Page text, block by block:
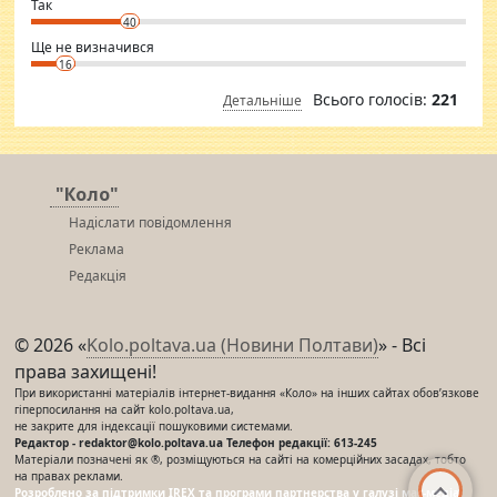
Так
40
Ще не визначився
16
Детальніше Всього голосів: 221
"Коло"
Надіслати повідомлення
Реклама
Редакція
© 2026 «Kolo.poltava.ua (Новини Полтави)» - Всі
права захищені!
При використанні матеріалів інтернет-видання «Коло» на інших сайтах обов’язкове
гіперпосилання на сайт kolo.poltava.ua,
не закрите для індексації пошуковими системами.
Редактор - redaktor@kolo.poltava.ua Телефон редакції: 613-245
Матеріали позначені як ®, розміщуються на сайті на комерційних засадах, тобто
на правах реклами.
Розроблено за підтримки IREX та програми партнерства у галузі мас-медіа